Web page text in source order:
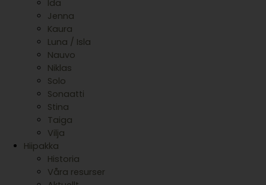
Ida
Jenna
Kaura
Luna / Isla
Nauvo
Niklas
Solo
Sonaatti
Stina
Taiga
Vilja
Hiipakka
Historia
Våra resurser